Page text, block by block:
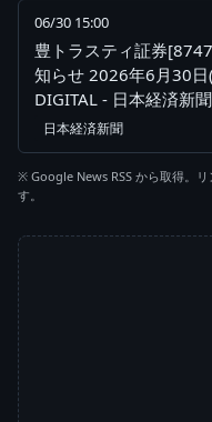
06/30 15:00
豊トラスティ証券
知らせ 2026年6月30
DIGITAL - 日本経済新聞
日本経済新聞
※ Google News RSS から取得。
す。